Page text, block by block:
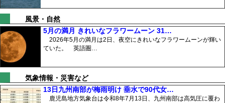
風景・自然
5月の満月 きれいなフラワームーン 31…
2026年5月の満月は2日、夜空にきれいなフラワームーンが輝い
ていた。 英語圏…
気象情報・災害など
13日九州南部が梅雨明け 垂水で90代女…
鹿児島地方気象台は令和8年7月13日、九州南部は高気圧に覆わ